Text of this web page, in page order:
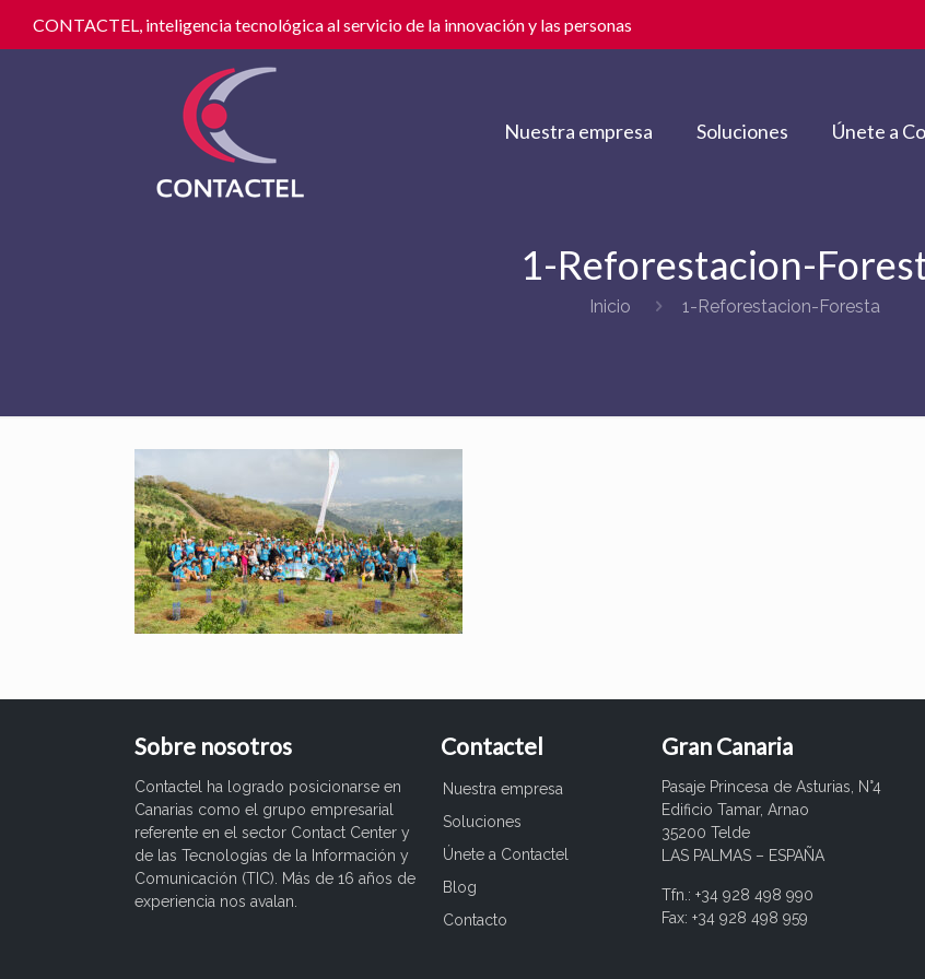
CONTACTEL, inteligencia tecnológica al servicio de la innovación y las personas
Nuestra empresa Soluciones Únete a
1-Reforestacion-
Inicio 1-Reforestacion-Foresta
Sobre nosotros
Contactel ha logrado posicionarse en
Canarias como el grupo empresarial
referente en el sector Contact Center y
de las Tecnologías de la Información y
Comunicación (TIC). Más de 16 años de
experiencia nos avalan.
Contactel
Nuestra empresa
Soluciones
Únete a Contactel
Blog
Contacto
Gran Canaria
Pasaje Princesa de Asturias, N°4
Edificio Tamar, Arnao
35200 Telde
LAS PALMAS – ESPAÑA
Tfn.: +34 928 498 990
Fax: +34 928 498 959